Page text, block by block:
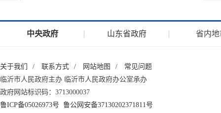
中央政府 山东省政府 省内地
关于我们 / 联系方式 / 网站地图 /
常见问题
临沂市人民政府主办 临沂市人民政府办公室承办
政府网站标识码：3713000037
鲁ICP备05026973号 鲁公网安备37130202371811号